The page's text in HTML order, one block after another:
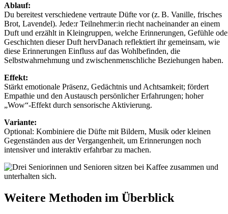
Ablauf:
Du bereitest verschiedene vertraute Düfte vor (z. B. Vanille, frisches
Brot, Lavendel). Jede:r Teilnehmer:in riecht nacheinander an einem
Duft und erzählt in Kleingruppen, welche Erinnerungen, Gefühle
Geschichten dieser Duft hervDanach reflektiert ihr gemeinsam, wie
diese Erinnerungen Einfluss auf das Wohlbefinden, die
Selbstwahrnehmung und zwischenmenschliche Beziehungen haben.
Effekt:
Stärkt emotionale Präsenz, Gedächtnis und Achtsamkeit; fördert
Empathie und den Austausch persönlicher Erfahrungen; hoher
„Wow“-Effekt durch sensorische Aktivierung.
Variante:
Optional: Kombiniere die Düfte mit Bildern, Musik oder kleinen
Gegenständen aus der Vergangenheit, um Erinnerungen noch
intensiver und interaktiv erfahrbar zu machen.
Weitere Methoden im Überblick